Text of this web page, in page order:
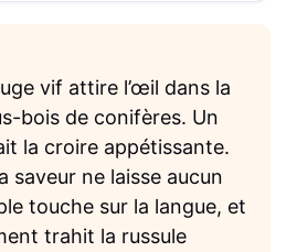
vif attire l’œil dans la
bois de conifères. Un
la croire appétissante.
saveur ne laisse aucun
touche sur la langue, et
trahit la russule